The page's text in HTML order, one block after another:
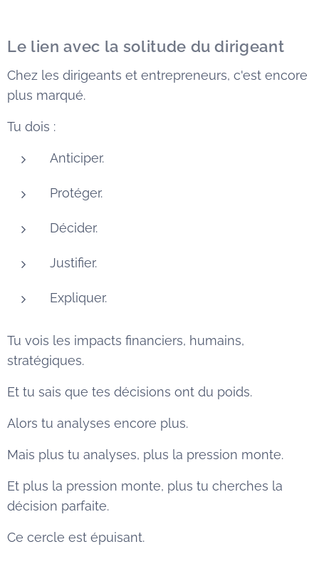
Le lien avec la solitude du dirigeant
Chez les dirigeants et entrepreneurs, c'est encore
plus marqué.
Tu dois :
Anticiper.
Protéger.
Décider.
Justifier.
Expliquer.
Tu vois les impacts financiers, humains,
stratégiques.
Et tu sais que tes décisions ont du poids.
Alors tu analyses encore plus.
Mais plus tu analyses, plus la pression monte.
Et plus la pression monte, plus tu cherches la
décision parfaite.
Ce cercle est épuisant.